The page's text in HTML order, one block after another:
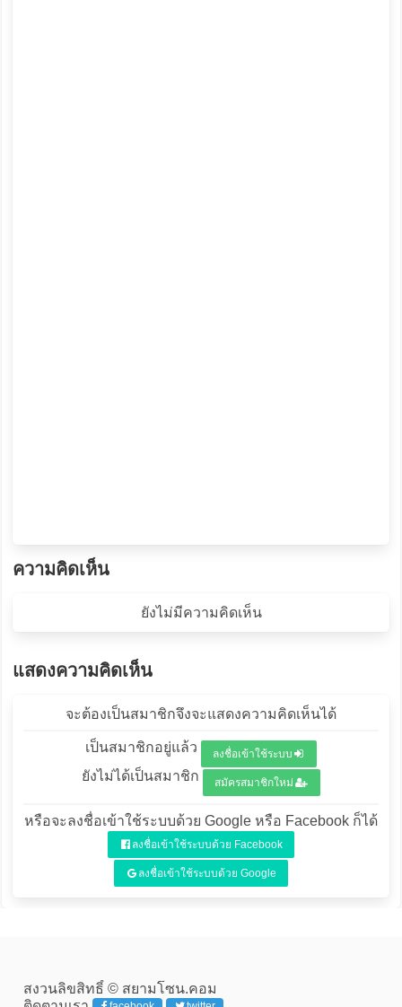
ความคิดเห็น
ยังไม่มีความคิดเห็น
แสดงความคิดเห็น
จะต้องเป็นสมาชิกจึงจะแสดงความคิดเห็นได้
เป็นสมาชิกอยู่แล้ว ลงชื่อเข้าใช้ระบบ
ยังไม่ได้เป็นสมาชิก สมัครสมาชิกใหม่
หรือจะลงชื่อเข้าใช้ระบบด้วย Google หรือ Facebook ก็ได้
ลงชื่อเข้าใช้ระบบด้วย Facebook
ลงชื่อเข้าใช้ระบบด้วย Google
สงวนลิขสิทธิ์ © สยามโซน.คอม